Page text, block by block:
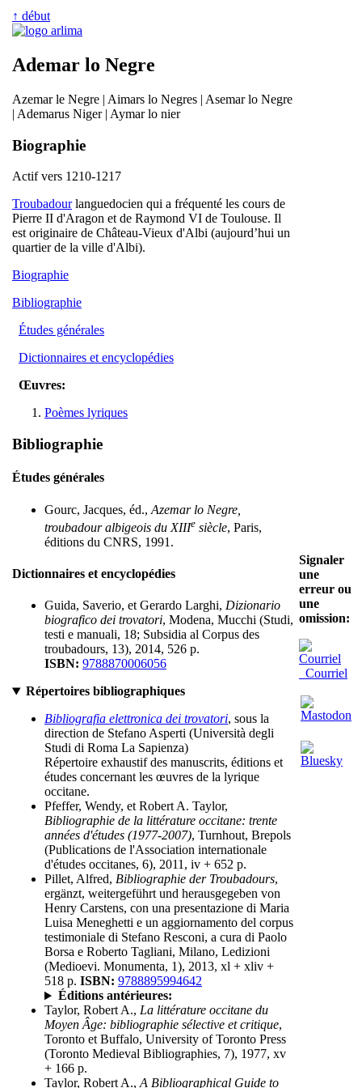
↑ début
Ademar lo Negre
Azemar le Negre | Aimars lo Negres | Asemar lo Negre
| Ademarus Niger | Aymar lo nier
Biographie
Actif vers 1210-1217
Troubadourlanguedocien qui a fréquenté les cours de
Pierre II d'Aragon et de Raymond VI de Toulouse. Il
est originaire de Château-Vieux d'Albi (aujourd’hui un
quartier de la ville d'Albi).
Biographie
Bibliographie
Études générales
Dictionnaires et encyclopédies
Œuvres:
Poèmes lyriques
Bibliographie
Études générales
Gourc, Jacques, éd., Azemar lo Negre,
troubadour albigeois du XIIIe siècle, Paris,
éditions du CNRS, 1991.
Dictionnaires et encyclopédies
Guida, Saverio, et Gerardo Larghi, Dizionario
biografico dei trovatori, Modena, Mucchi (Studi,
testi e manuali, 18; Subsidia al Corpus des
troubadours, 13), 2014, 526 p.
ISBN: 9788870006056
Répertoires bibliographiques
Bibliografia elettronica dei trovatori, sous la
direction de Stefano Asperti (Università degli
Studi di Roma La Sapienza)
Répertoire exhaustif des manuscrits, éditions et
études concernant les œuvres de la lyrique
occitane.
Pfeffer, Wendy, et Robert A. Taylor,
Bibliographie de la littérature occitane: trente
années d'études (1977-2007), Turnhout, Brepols
(Publications de l'Association internationale
d'études occitanes, 6), 2011, iv + 652 p.
Pillet, Alfred, Bibliographie der Troubadours,
ergänzt, weitergeführt und herausgegeben von
Henry Carstens, con una presentazione di Maria
Luisa Meneghetti e un aggiornamento del corpus
testimoniale di Stefano Resconi, a cura di Paolo
Borsa e Roberto Tagliani, Milano, Ledizioni
(Medioevi. Monumenta, 1), 2013, xl + xliv +
518 p. ISBN: 9788895994642
Éditions antérieures:
Taylor, Robert A., La littérature occitane du
Moyen Âge: bibliographie sélective et critique,
Toronto et Buffalo, University of Toronto Press
(Toronto Medieval Bibliographies, 7), 1977, xv
+ 166 p.
Taylor, Robert A., A Bibliographical Guide to
Signaler
une
erreur ou
une
omission:
Courriel